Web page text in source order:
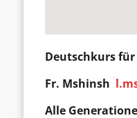
Deutschkurs
Fr. Mshinsh
Alle